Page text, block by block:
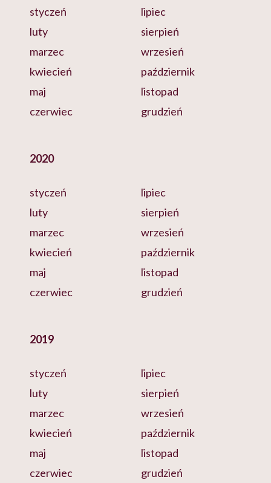
styczeń
luty
marzec
kwiecień
maj
czerwiec
lipiec
sierpień
wrzesień
październik
listopad
grudzień
2020
styczeń
luty
marzec
kwiecień
maj
czerwiec
lipiec
sierpień
wrzesień
październik
listopad
grudzień
2019
styczeń
luty
marzec
kwiecień
maj
czerwiec
lipiec
sierpień
wrzesień
październik
listopad
grudzień